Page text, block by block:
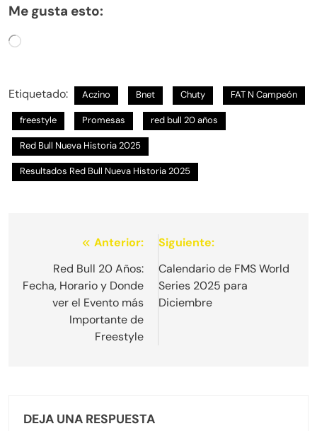
Me gusta esto:
Cargando...
Etiquetado: Aczino Bnet Chuty FAT N Campeón
freestyle Promesas red bull 20 años
Red Bull Nueva Historia 2025
Resultados Red Bull Nueva Historia 2025
Navegación
entradas
Anterior:
Red Bull 20 Años:
Fecha, Horario y Donde
ver el Evento más
Importante de
Freestyle
Siguiente:
Calendario de FMS World
Series 2025 para
Diciembre
DEJA UNA RESPUESTA